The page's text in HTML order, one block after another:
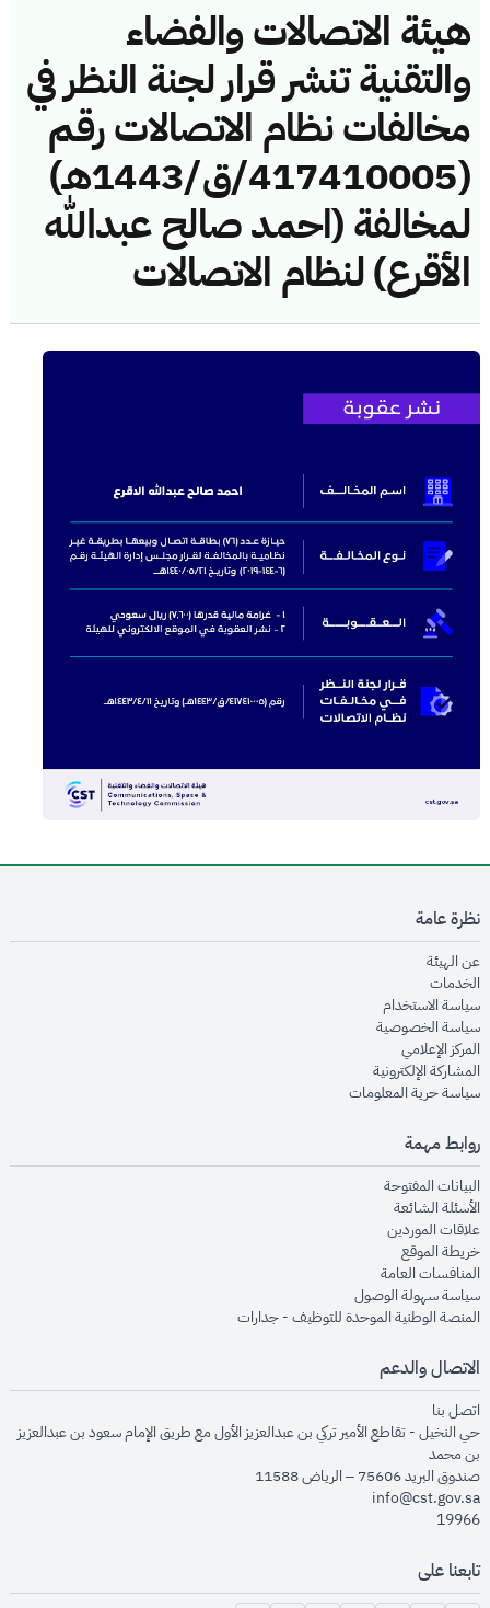
هيئة الاتصالات والفضاء
والتقنية تنشر قرار لجنة النظر في
مخالفات نظام الاتصالات رقم
(417410005/ق/1443هـ)
لمخالفة (احمد صالح عبدالله
الأقرع) لنظام الاتصالات
نظرة عامة
عن الهيئةopens in new window
الخدماتopens in new window
سياسة الاستخدام
سياسة الخصوصيةopens in new window
المركز الإعلاميopens in new window
المشاركة الإلكترونيةopens in new window
سياسة حرية المعلوماتopens in new window
روابط مهمة
البيانات المفتوحةopens in new window
الأسئلة الشائعةopens in new window
علاقات الموردينopens in new window
خريطة الموقعopens in new window
المنافسات العامةopens in new window
سياسة سهولة الوصولopens in new window
المنصة الوطنية الموحدة للتوظيف - جداراتopens in new window
الاتصال والدعم
اتصل بنا
حي النخيل - تقاطع الأمير تركي بن عبدالعزيز الأول مع طريق الإمام سعود بن عبدالعزيز
بن محمد
صندوق البريد 75606 – الرياض 11588
info@cst.gov.sa
19966
تابعنا على